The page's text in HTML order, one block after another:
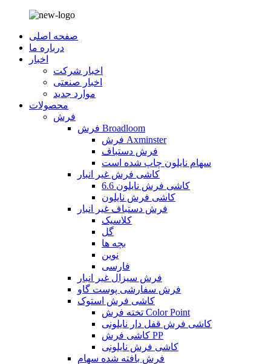
صفحه اصلی
درباره ما
اخبار
اخبار شرکت
اخبار صنعتی
موارد جدید
محصولات
فرش
فرش Broadloom
فرش Axminster
فرش دستباف
سهام نایلون چاپ شده است
کاشی فرش غیر انبار
کاشی فرش نایلون 6.6
کاشی فرش نایلون
فرش دستباف غیر انبار
کلاسیک
گل
بچه ها
نوین
فارسی
فرش سیزال غیر انبار
فرش سفارشی پوست گاو
کاشی فرش استوک
تخته فرش Color Point
کاشی فرش قفل دار نایلونی
کاشی فرش PP
کاشی فرش نایلونی
فرش بافته شده سهام